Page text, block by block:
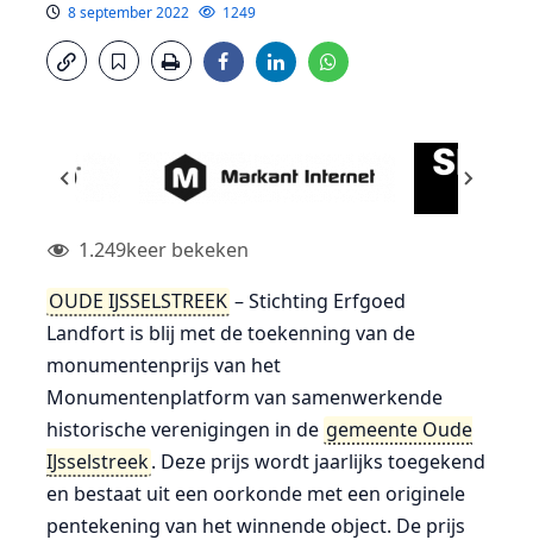
8 september 2022 1249
1.249keer bekeken
OUDE IJSSELSTREEK – Stichting Erfgoed
Landfort is blij met de toekenning van de
monumentenprijs van het
Monumentenplatform van samenwerkende
historische verenigingen in de gemeente Oude
IJsselstreek. Deze prijs wordt jaarlijks toegekend
en bestaat uit een oorkonde met een originele
pentekening van het winnende object. De prijs